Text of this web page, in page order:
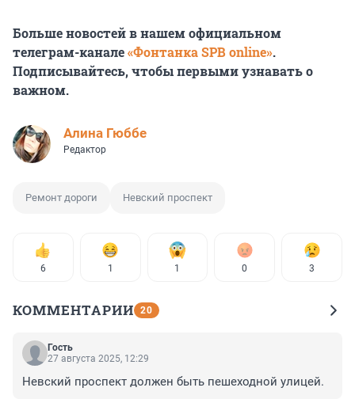
Больше новостей в нашем официальном
телеграм-канале«Фонтанка SPB online».
Подписывайтесь, чтобы первыми узнавать о
важном.
Алина Гюббе
Редактор
Ремонт дороги Невский проспект
6 1 1 0 3
КОММЕНТАРИИ 20
Гость
27 августа 2025, 12:29
Невский проспект должен быть пешеходной улицей.